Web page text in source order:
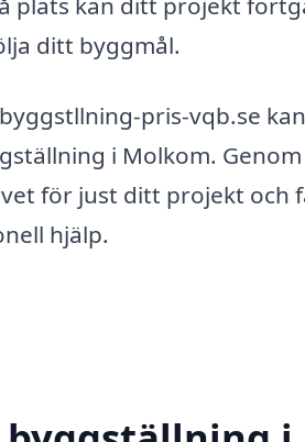
ditt byggmål.
pris-vqb.se
i Molkom.
för just ditt projekt och
hjälp.